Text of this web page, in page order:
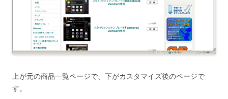
上が元の商品一覧ページで、下がカスタマイズ後のページで
す。